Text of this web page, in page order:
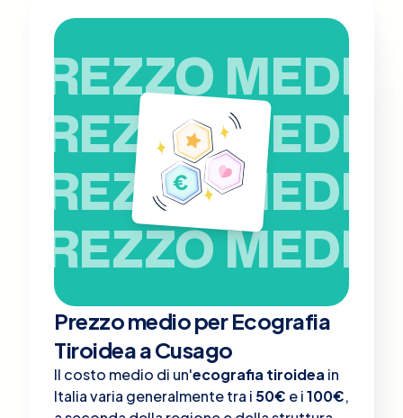
PREZZO MEDIO
PREZZO MEDIO
PREZZO MEDIO
PREZZO MEDIO
Prezzo medio per Ecografia
Tiroidea a Cusago
Il costo medio di un'ecografia tiroidea in
Italia varia generalmente tra i 50€ e i100€,